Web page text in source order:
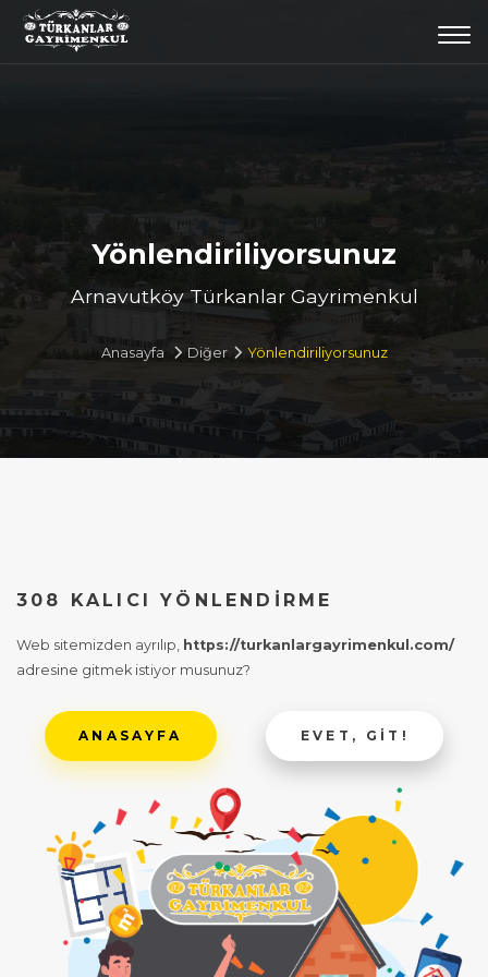
Yönlendiriliyorsunuz
Arnavutköy Türkanlar Gayrimenkul
Anasayfa Diğer Yönlendiriliyorsunuz
308 KALICI YÖNLENDIRME
Web sitemizden ayrılıp, https://turkanlargayrimenkul.com/
adresine gitmek istiyor musunuz?
ANASAYFA EVET, GIT!